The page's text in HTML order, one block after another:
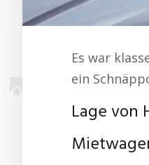
Es war
ein
Lage von